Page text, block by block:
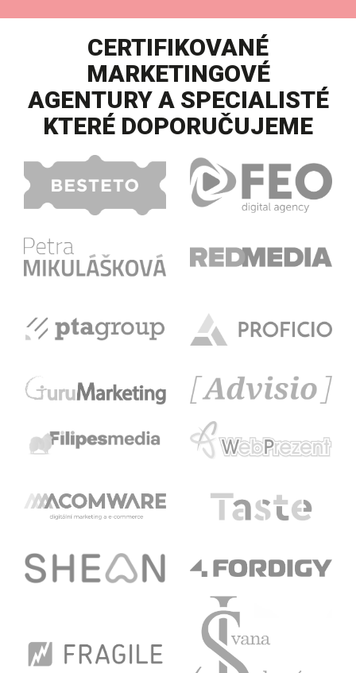
CERTIFIKOVANÉ
MARKETINGOVÉ
AGENTURY A SPECIALISTÉ
KTERÉ DOPORUČUJEME